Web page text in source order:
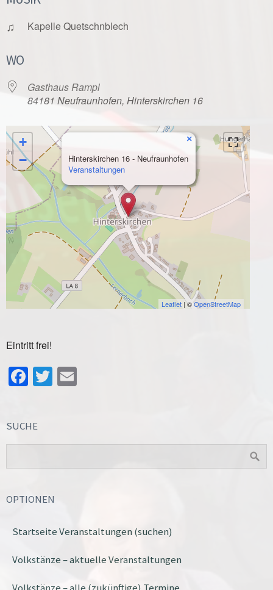
♫ Kapelle Quetschnblech
WO
Gasthaus Rampl
84181 Neufraunhofen, Hinterskirchen 16
Hinterskirchen 16 - Neufraunhofen
Veranstaltungen
×
+
−
Leaflet | ©OpenStreetMap
Eintritt frei!
Facebook
Twitter
SUCHE
OPTIONEN
Startseite Veranstaltungen (suchen)
Volkstänze – aktuelle Veranstaltungen